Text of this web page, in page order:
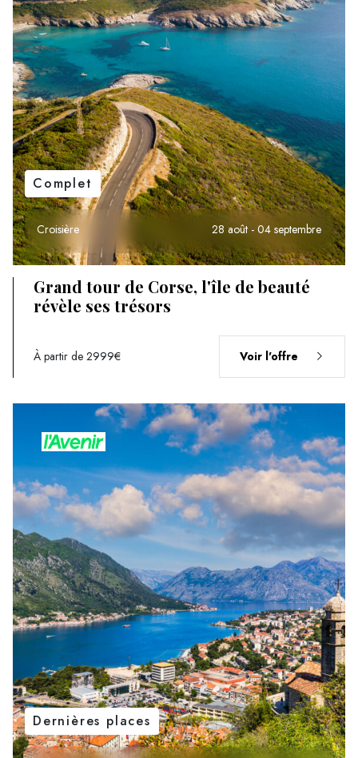
Complet
Croisière 28 août - 04 septembre
Grand tour de Corse, l'île de beauté
révèle ses trésors
À partir de 2999€ Voir l'offre
Dernières places